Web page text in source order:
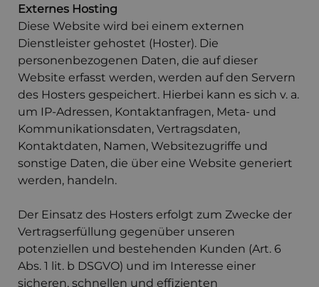
Externes Hosting
Diese Website wird bei einem externen
Dienstleister gehostet (Hoster). Die
personenbezogenen Daten, die auf dieser
Website erfasst werden, werden auf den Servern
des Hosters gespeichert. Hierbei kann es sich v. a.
um IP-Adressen, Kontaktanfragen, Meta- und
Kommunikationsdaten, Vertragsdaten,
Kontaktdaten, Namen, Websitezugriffe und
sonstige Daten, die über eine Website generiert
werden, handeln.
Der Einsatz des Hosters erfolgt zum Zwecke der
Vertragserfüllung gegenüber unseren
potenziellen und bestehenden Kunden (Art. 6
Abs. 1 lit. b DSGVO) und im Interesse einer
sicheren, schnellen und effizienten